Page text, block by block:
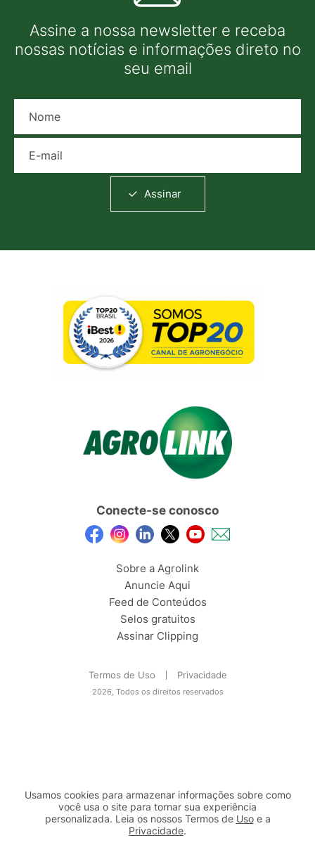
Assine a nossa newsletter e receba
nossas notícias e informações direto no
seu email
Assinar
Conecte-se conosco
Sobre a Agrolink
Anuncie Aqui
Feed de Conteúdos
Selos gratuitos
Assinar Clipping
Termos de Uso Privacidade
2026, Todos os direitos reservados
Usamos cookies para armazenar informações sobre como
você usa o site para tornar sua experiência
personalizada. Leia os nossos Termos de Usoe a
Privacidade.